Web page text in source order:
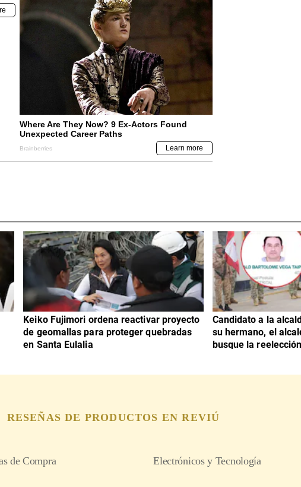
Keiko Fujimori ordena reactivar proyecto
de geomallas para proteger quebradas
en Santa Eulalia
Candidato a la
su hermano, el
busque la reelección